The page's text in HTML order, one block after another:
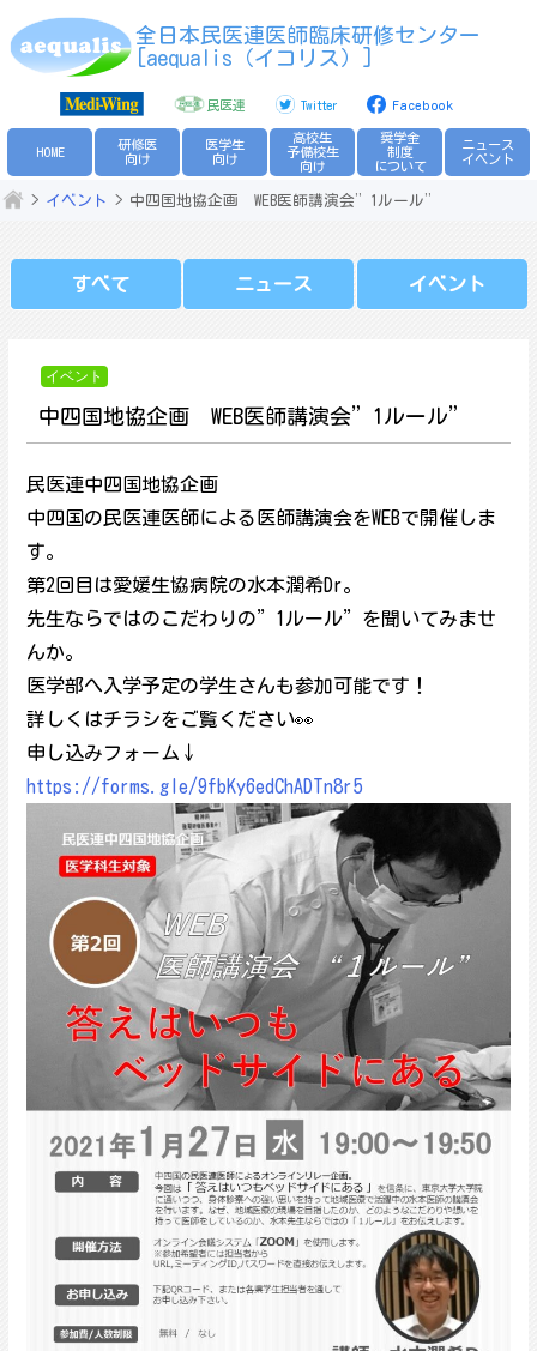
to
全日本民医連医師臨床研修センター
[aequalis（イコリス）]
民医連 Twitter Facebook
HOME
研修医
向け
医学生
向け
高校生
予備校生
向け
奨学金
制度
について
ニュース
イベント
イベント 中四国地協企画 WEB医師講演会”1ルール”
すべて ニュース イベント
イベント
中四国地協企画 WEB医師講演会”1ルール”
民医連中四国地協企画
中四国の民医連医師による医師講演会をWEBで開催しま
す。
第2回目は愛媛生協病院の水本潤希Dr。
先生ならではのこだわりの”1ルール”を聞いてみませ
んか。
医学部へ入学予定の学生さんも参加可能です！
詳しくはチラシをご覧ください👀
申し込みフォーム↓
https://forms.gle/9fbKy6edChADTn8r5